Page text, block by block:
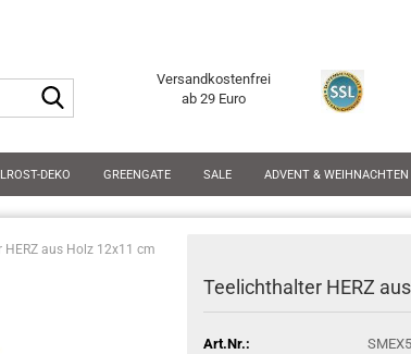
Versandkostenfrei
ab 29 Euro
DEKO GREENGATE SALE ADVENT & WEIHNACHTEN
HERZ aus Holz 12x11 cm
Teelichthalter HERZ
Art.Nr.: